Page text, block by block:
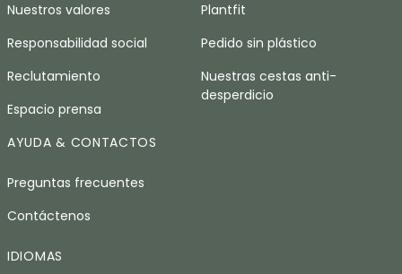
Nuestros valores
Responsabilidad social
Reclutamiento
Espacio prensa
Plantfit
Pedido sin plástico
Nuestras cestas anti-
desperdicio
AYUDA & CONTACTOS
Preguntas frecuentes
Contáctenos
IDIOMAS